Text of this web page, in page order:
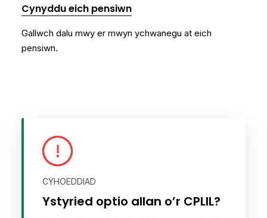
Cynyddu eich pensiwn
Gallwch dalu mwy er mwyn ychwanegu at eich
pensiwn.
CYHOEDDIAD
Ystyried optio allan o’r CPLlL?